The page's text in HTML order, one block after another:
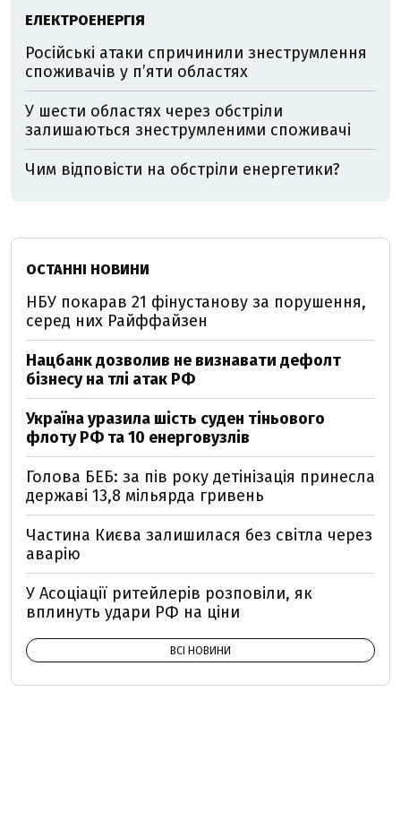
ЕЛЕКТРОЕНЕРГІЯ
Російські атаки спричинили знеструмлення
споживачів у п’яти областях
У шести областях через обстріли
залишаються знеструмленими споживачі
Чим відповісти на обстріли енергетики?
ОСТАННІ НОВИНИ
НБУ покарав 21 фінустанову за порушення,
серед них Райффайзен
Нацбанк дозволив не визнавати дефолт
бізнесу на тлі атак РФ
Україна уразила шість суден тіньового
флоту РФ та 10 енерговузлів
Голова БЕБ: за пів року детінізація принесла
державі 13,8 мільярда гривень
Частина Києва залишилася без світла через
аварію
У Асоціації ритейлерів розповіли, як
вплинуть удари РФ на ціни
ВСІ НОВИНИ